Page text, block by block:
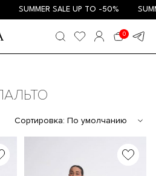
SUMMER SALE UP TO -50%
0
Сортировка: По умолчанию